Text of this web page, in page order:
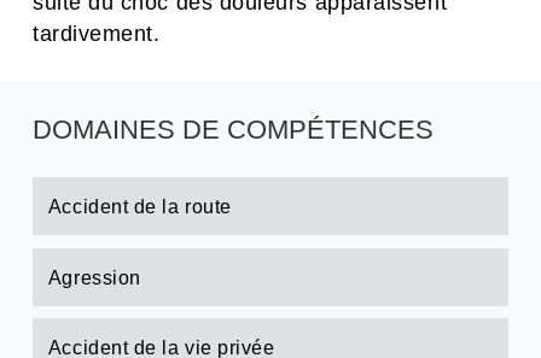
tardivement.
DOMAINES DE COMPÉTENCES
Accident de la route
Agression
Accident de la vie privée